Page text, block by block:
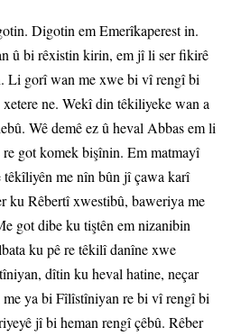
Digotin em Emerîkaperest in.
û bi rêxistin kirin, em jî li ser fikirê
Li gorî wan me xwe bi vî rengî bi
ne. Wekî din têkiliyeke wan a
Wê demê ez û heval Abbas em li
got komek bişînin. Em matmayî
me nîn bûn jî çawa karî
ku Rêbertî xwestibû, baweriya me
got dibe ku tiştên em nizanibin
ku pê re têkilî danîne xwe
dîtin ku heval hatine, neçar
ya bi Fîlîstîniyan re bi vî rengî bi
jî bi heman rengî çêbû. Rêber